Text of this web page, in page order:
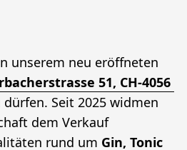
unserem neu eröffneten
51, CH-4056
dürfen. Seit 2025 widmen
dem Verkauf
rund um Gin, Tonic